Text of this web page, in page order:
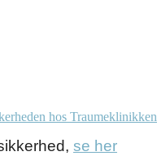
hos Traumeklinikken
se her